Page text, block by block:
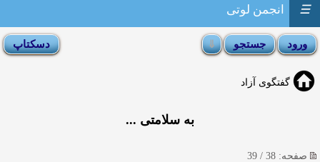
انجمن لوتی ☰
گفتگوی آزاد
به سلامتی ...
صفحه: 38 / 39